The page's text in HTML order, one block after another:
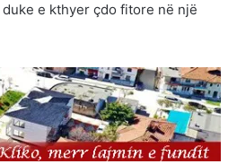
e kthyer çdo fitore në një